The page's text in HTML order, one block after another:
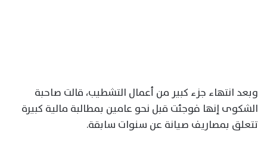
وبعد انتهاء جزء كبير من أعمال التشطيب، قالت صاحبة
الشكوى إنها فوجئت قبل نحو عامين بمطالبة مالية كبيرة
تتعلق بمصاريف صيانة عن سنوات سابقة.